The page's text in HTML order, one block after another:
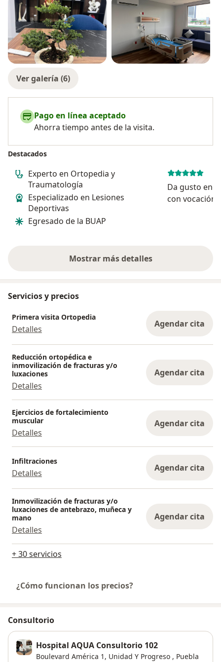
Ver galería (6)
Pago en línea aceptado
Ahorra tiempo antes de la visita.
Destacados
Experto en Ortopedia y
Traumatología
Especializado en Lesiones
Deportivas
Egresado de la BUAP
Da gusto
con
Mostrar más detalles
sobre la experiencia
Servicios y precios
Primera visita Ortopedia
Detalles Agendar cita
Reducción ortopédica e
inmovilización de fracturas y/o
luxaciones
Detalles
Agendar cita
Ejercicios de fortalecimiento
muscular
Detalles
Agendar cita
Infiltraciones
Detalles Agendar cita
Inmovilización de fracturas y/o
luxaciones de antebrazo, muñeca y
mano
Detalles
Agendar cita
+ 30 servicios
¿Cómo funcionan los precios?
Consultorio
Hospital AQUA Consultorio 102
Boulevard América 1, Unidad Y Progreso , Puebla